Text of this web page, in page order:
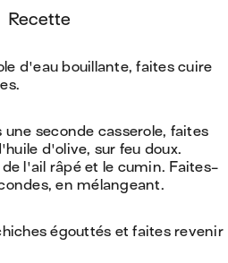
recette
d'eau bouillante, faites cuire
une seconde casserole, faites
d'olive, sur feu doux.
l'ail râpé et le cumin. Faites-
en mélangeant.
égouttés et faites revenir